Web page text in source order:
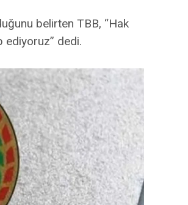
belirten TBB, “Hak
ediyoruz” dedi.